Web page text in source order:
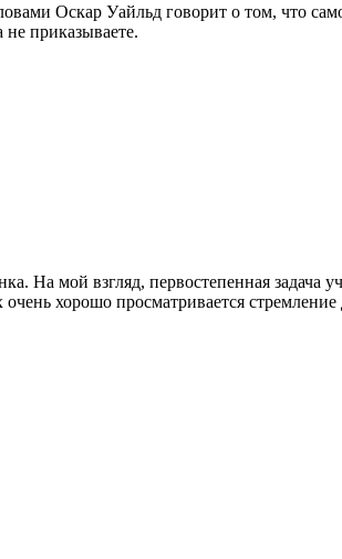
Оскар Уайльд говорит о том, что
не приказываете.
На мой взгляд, первостепенная задача
хорошо просматривается стремление